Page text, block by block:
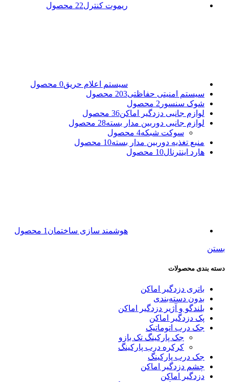
ریموت کنترل22 محصول
سیستم اعلام حریق0 محصول
سیستم امنیتی حفاظتی203 محصول
شوک سنسور 2 محصول
لوازم جانبی دزدگیر اماکن36 محصول
لوازم جانبی دوربین مدار بسته28 محصول
سوکت شبکه4 محصول
منبع تغذیه دوربین مدار بسته10 محصول
هارد اینترنال10 محصول
هوشمند سازی ساختمان 1 محصول
بستن
دسته بندی محصولات
باتری دزدگیر اماکن
بدون دسته‌بندی
بلندگو و آژیر دزدگیر اماکن
پک دزدگیر اماکن
جک درب اتوماتیک
جک پارکینگ تک بازو
کرکره درب پارکینگ
جک درب پارکینگ
چشم دزدگیر اماکن
دزدگیر اماکن